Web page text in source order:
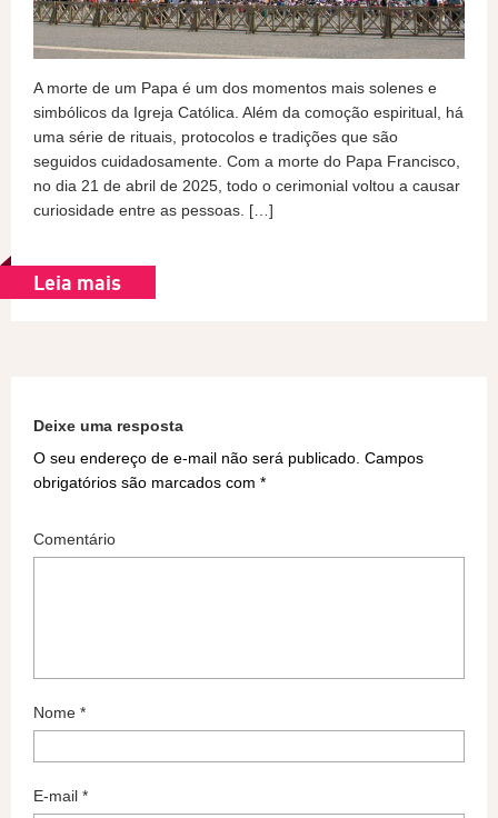
A morte de um Papa é um dos momentos mais solenes e
simbólicos da Igreja Católica. Além da comoção espiritual, há
uma série de rituais, protocolos e tradições que são
seguidos cuidadosamente. Com a morte do Papa Francisco,
no dia 21 de abril de 2025, todo o cerimonial voltou a causar
curiosidade entre as pessoas. […]
Leia mais
Deixe uma resposta
O seu endereço de e-mail não será publicado. Campos
obrigatórios são marcados com *
Comentário
Nome *
E-mail *